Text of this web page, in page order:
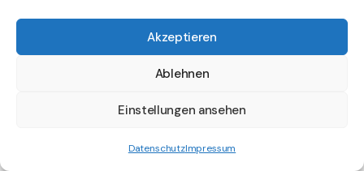
Akzeptieren
Ablehnen
Einstellungen ansehen
DatenschutzImpressum